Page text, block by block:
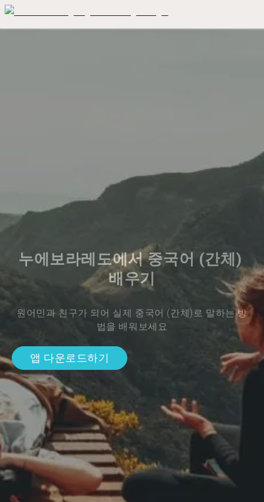
누에보라레도에서 중국어 (간체)
배우기
원어민과 친구가 되어 실제 중국어 (간체)로 말하는 방
법을 배워보세요
앱 다운로드하기